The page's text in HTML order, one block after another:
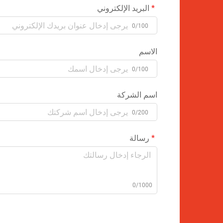
البريد الإلكتروني
0/100
الاسم
0/100
اسم الشركة
0/200
رسالة
0/1000